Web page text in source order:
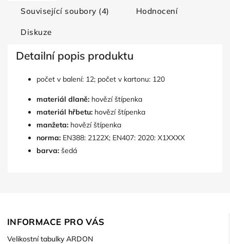
Související soubory (4) Hodnocení
Diskuze
Detailní popis produktu
počet v balení: 12; počet v kartonu: 120
materiál dlaně: hovězí štípenka
materiál hřbetu: hovězí štípenka
manžeta: hovězí štípenka
norma: EN388: 2122X; EN407: 2020: X1XXXX
barva: šedá
INFORMACE PRO VÁS
Velikostní tabulky ARDON